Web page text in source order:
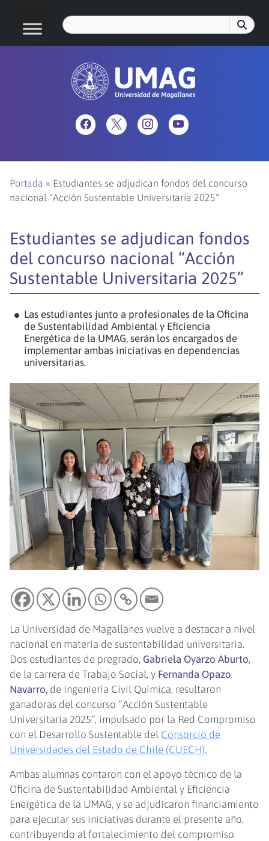
Portada » Estudiantes se adjudican fondos del concurso
nacional “Acción Sustentable Universitaria 2025”
Estudiantes se adjudican fondos
del concurso nacional “Acción
Sustentable Universitaria 2025”
Las estudiantes junto a profesionales de la Oficina
de Sustentabilidad Ambiental y Eficiencia
Energética de la UMAG, serán los encargados de
implementar ambas iniciativas en dependencias
universitarias.
La Universidad de Magallanes vuelve a destacar a nivel
nacional en materia de sustentabilidad universitaria.
Dos estudiantes de pregrado, Gabriela Oyarzo Aburto,
de la carrera de Trabajo Social, y Fernanda Opazo
Navarro, de Ingeniería Civil Química, resultaron
ganadoras del concurso “Acción Sustentable
Universitaria 2025”, impulsado por la Red Compromiso
con el Desarrollo Sustentable del Consorcio de
Universidades del Estado de Chile (CUECH).
Ambas alumnas contaron con el apoyo técnico de la
Oficina de Sustentabilidad Ambiental y Eficiencia
Energética de la UMAG, y se adjudicaron financiamiento
para ejecutar sus iniciativas durante el presente año,
contribuyendo al fortalecimiento del compromiso